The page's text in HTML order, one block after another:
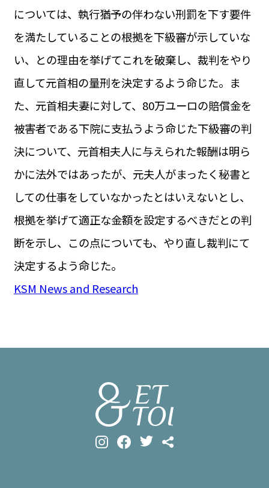
については、執行猶予の伴わない刑罰を下す要件
を満たしていることの根拠を下級審が示していな
い、との理由を挙げてこれを破棄し、裁判をやり
直して元首相の量刑を決定するよう命じた。ま
た、元首相夫妻に対して、80万ユーロの賠償金を
被害者である下院に支払うよう命じた下級審の判
決について、元首相夫人に与えられた報酬は明ら
かに法外ではあったが、元夫人がまったく秘書と
しての仕事をしていなかったとはいえないとし、
根拠を挙げて適正な金額を設定するべきだとの判
断を示し、この点についても、やり直し裁判にて
決定するよう命じた。
KSM News and Research